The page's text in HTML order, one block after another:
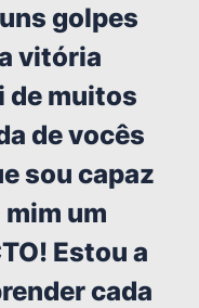
golpes
vitória
de muitos
de vocês
sou capaz
mim um
Estou a
cada